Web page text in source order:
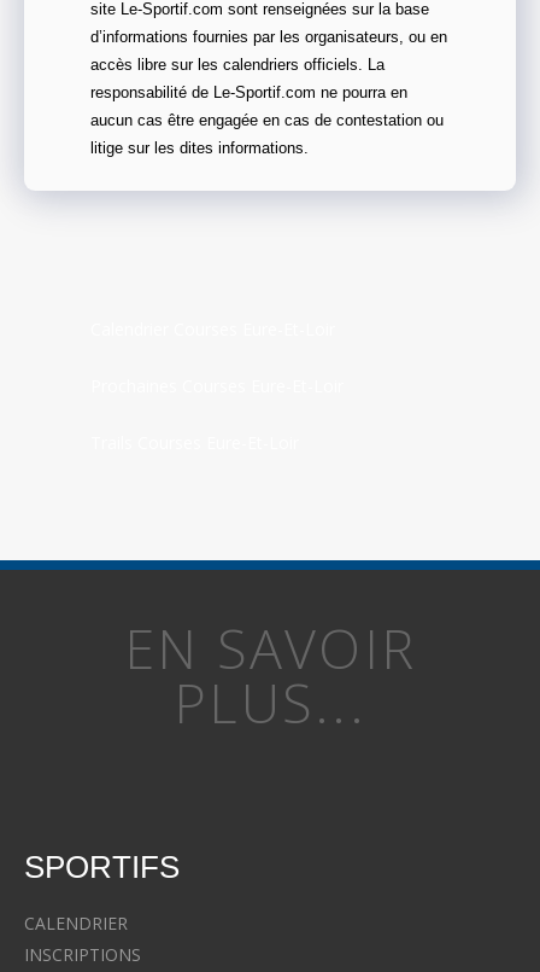
site Le-Sportif.com sont renseignées sur la base
d’informations fournies par les organisateurs, ou en
accès libre sur les calendriers officiels. La
responsabilité de Le-Sportif.com ne pourra en
aucun cas être engagée en cas de contestation ou
litige sur les dites informations.
EN SAVOIR
PLUS...
SPORTIFS
CALENDRIER
INSCRIPTIONS